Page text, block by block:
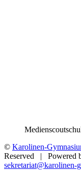
© Karolinen-
Reserved | Powered
sekretariat@karolinen-